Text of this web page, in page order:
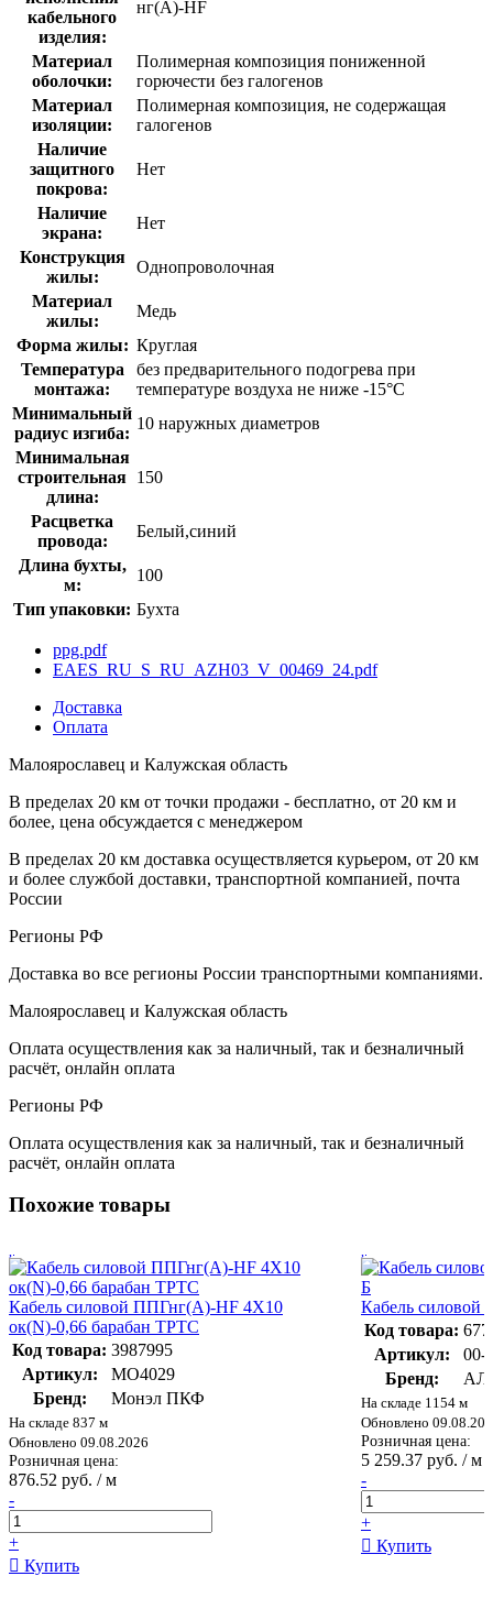
кабельного
изделия:
нг(A)-HF
Материал
оболочки:
Полимерная композиция пониженной
горючести без галогенов
Материал
изоляции:
Полимерная композиция, не содержащая
галогенов
Наличие
защитного
покрова:
Нет
Наличие
экрана:
Нет
Конструкция
жилы:
Однопроволочная
Материал
жилы:
Медь
Форма жилы: Круглая
Температура
монтажа:
без предварительного подогрева при
температуре воздуха не ниже -15°С
Минимальный
радиус изгиба:
10 наружных диаметров
Минимальная
строительная
длина:
150
Расцветка
провода:
Белый,синий
Длина бухты,
м:
100
Тип упаковки: Бухта
ppg.pdf
EAES_RU_S_RU_AZH03_V_00469_24.pdf
Доставка
Оплата
Малоярославец и Калужская область
В пределах 20 км от точки продажи - бесплатно, от 20 км и
более, цена обсуждается с менеджером
В пределах 20 км доставка осуществляется курьером, от 20 км
и более службой доставки, транспортной компанией, почта
России
Регионы РФ
Доставка во все регионы России транспортными компаниями.
Малоярославец и Калужская область
Оплата осуществления как за наличный, так и безналичный
расчёт, онлайн оплата
Регионы РФ
Оплата осуществления как за наличный, так и безналичный
расчёт, онлайн оплата
Похожие товары
Кабель силовой ППГнг(А)-HF 4Х10
ок(N)-0,66 барабан ТРТС
Код товара: 3987995
Артикул:
МО4029
Бренд:
Монэл ПКФ
На складе 837 м
Обновлено 09.08.2026
Розничная цена:
876.52 руб. / м
-
+
Купить
Кабель
Код товара:
Артикул:
00-
Бренд:
На складе 1154 м
Обновлено
Розничная цена:
5 259.37 руб. / м
-
+
Купить